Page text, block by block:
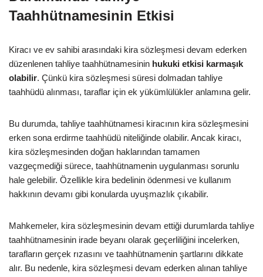
Taahhütnamesinin Etkisi
Kiracı ve ev sahibi arasındaki kira sözleşmesi devam ederken
düzenlenen tahliye taahhütnamesinin hukuki etkisi karmaşık
olabilir. Çünkü kira sözleşmesi süresi dolmadan tahliye
taahhüdü alınması, taraflar için ek yükümlülükler anlamına gelir.
Bu durumda, tahliye taahhütnamesi kiracının kira sözleşmesini
erken sona erdirme taahhüdü niteliğinde olabilir. Ancak kiracı,
kira sözleşmesinden doğan haklarından tamamen
vazgeçmediği sürece, taahhütnamenin uygulanması sorunlu
hale gelebilir. Özellikle kira bedelinin ödenmesi ve kullanım
hakkının devamı gibi konularda uyuşmazlık çıkabilir.
Mahkemeler, kira sözleşmesinin devam ettiği durumlarda tahliye
taahhütnamesinin irade beyanı olarak geçerliliğini incelerken,
tarafların gerçek rızasını ve taahhütnamenin şartlarını dikkate
alır. Bu nedenle, kira sözleşmesi devam ederken alınan tahliye